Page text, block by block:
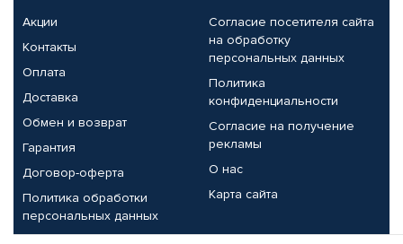
Акции
Контакты
Оплата
Доставка
Обмен и возврат
Гарантия
Договор-оферта
Политика обработки
персональных данных
Согласие посетителя сайта
на обработку
персональных данных
Политика
конфиденциальности
Согласие на получение
рекламы
О нас
Карта сайта